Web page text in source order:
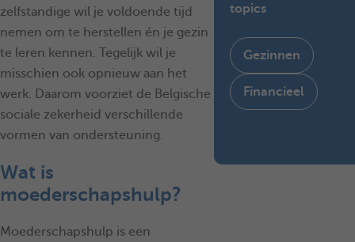
zelfstandige wil je voldoende tijd
nemen om te herstellen én je gezin
te leren kennen. Tegelijk wil je
misschien ook opnieuw aan het
werk. Daarom voorziet de Belgische
sociale zekerheid verschillende
vormen van ondersteuning.
Wat is
moederschapshulp?
Moederschapshulp is een
topics
Gezinnen
Financieel